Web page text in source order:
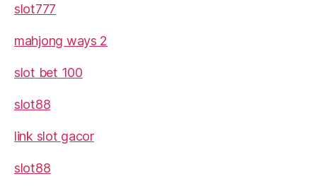
slot777
mahjong ways 2
slot bet 100
slot88
link slot gacor
slot88